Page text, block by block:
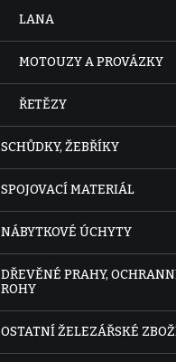
LANA
MOTOUZY A PROVÁZKY
ŘETĚZY
SCHŮDKY, ŽEBŘÍKY
SPOJOVACÍ MATERIÁL
NÁBYTKOVÉ ÚCHYTY
DŘEVĚNÉ PRAHY,
ROHY
OSTATNÍ ŽELEZÁŘSKÉ